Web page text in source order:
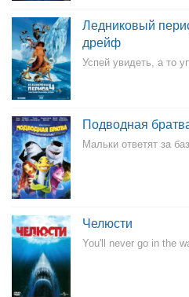
Ледниковый
дрейф
Успей увидеть, а то
Подводная
Мальки ответят за
Челюсти
You'll never go in the